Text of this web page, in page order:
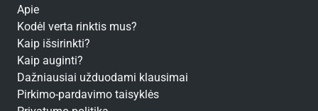
Apie
Kodėl verta rinktis mus?
Kaip išsirinkti?
Kaip auginti?
Dažniausiai užduodami klausimai
Pirkimo-pardavimo taisyklės